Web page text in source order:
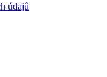
údajů